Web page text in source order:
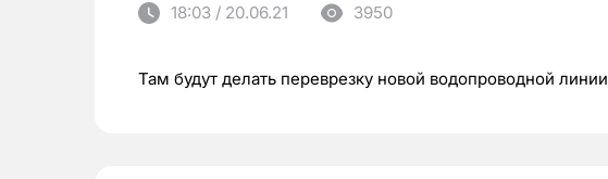
18:03 / 20.06.21 3950
Там будут делать переврезку новой водопроводной линии